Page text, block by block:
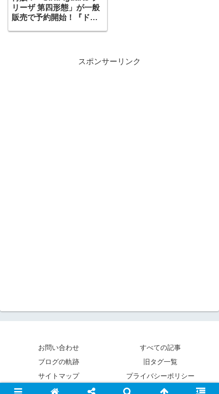
リーザ 第四形態」が一般
販売で予約開始！『ドラ
スポンサーリンク
お問い合わせ
すべての記事
ブログの軌跡
旧タグ一覧
サイトマップ
プライバシーポリシー